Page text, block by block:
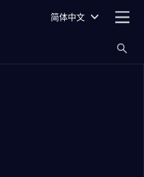
简体中文